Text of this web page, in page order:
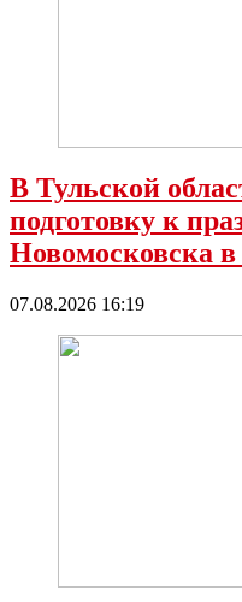
В Тульской
подготовку к
Новомосковска в
07.08.2026 16:19